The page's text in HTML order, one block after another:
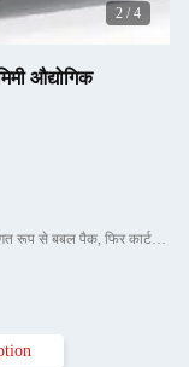
2 / 4
औद्योगिक
पैकेजिंग विवरण: परिवहन में क्षति और खरोंच से बचाने के लिए व्यक्तिगत रूप से बबल पैक, फिर कार्टन में